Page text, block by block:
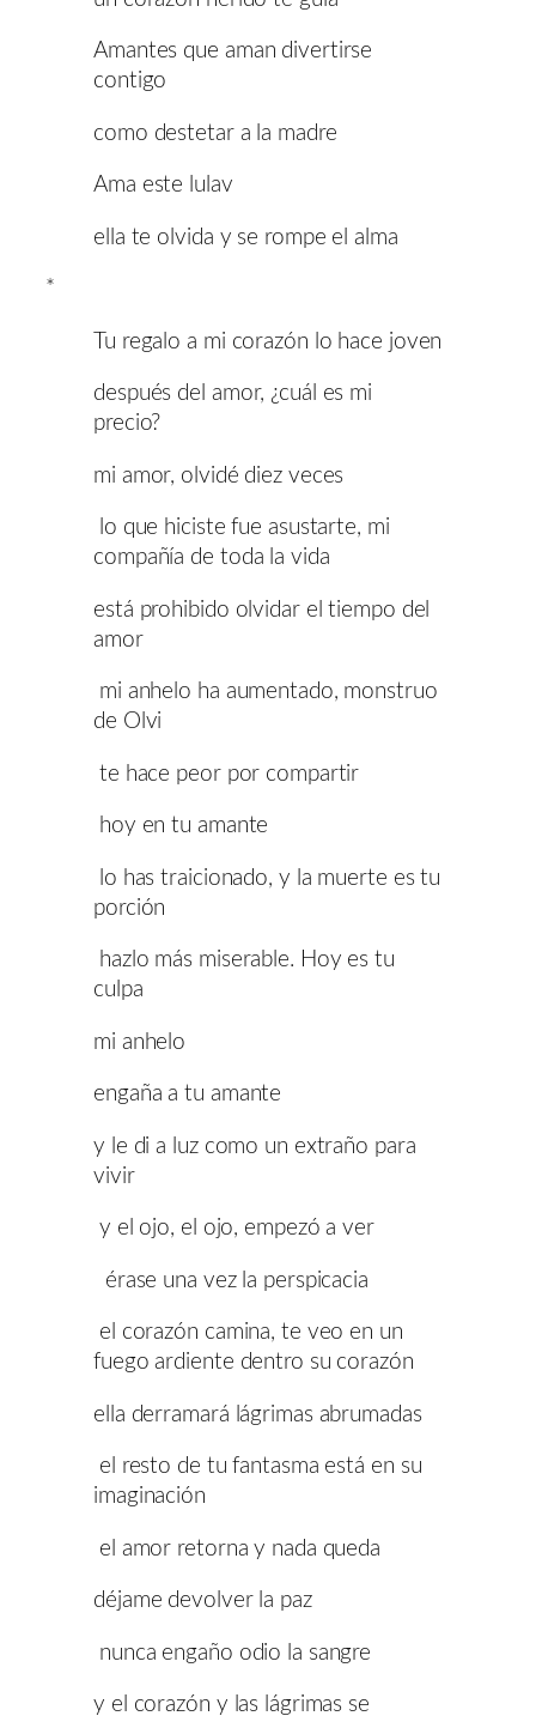
Amantes que aman divertirse
contigo
como destetar a la madre
Ama este lulav
ella te olvida y se rompe el alma
*
Tu regalo a mi corazón lo hace joven
después del amor, ¿cuál es mi
precio?
mi amor, olvidé diez veces
lo que hiciste fue asustarte, mi
compañía de toda la vida
está prohibido olvidar el tiempo del
amor
mi anhelo ha aumentado, monstruo
de Olvi
te hace peor por compartir
hoy en tu amante
lo has traicionado, y la muerte es tu
porción
hazlo más miserable. Hoy es tu
culpa
mi anhelo
engaña a tu amante
y le di a luz como un extraño para
vivir
y el ojo, el ojo, empezó a ver
érase una vez la perspicacia
el corazón camina, te veo en un
fuego ardiente dentro su corazón
ella derramará lágrimas abrumadas
el resto de tu fantasma está en su
imaginación
el amor retorna y nada queda
déjame devolver la paz
nunca engaño odio la sangre
y el corazón y las lágrimas se